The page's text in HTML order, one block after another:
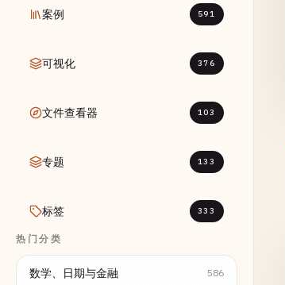
案例 591
可视化 376
文件查看器 103
专题 133
标签 333
热门分类
数学、日期与金融
586